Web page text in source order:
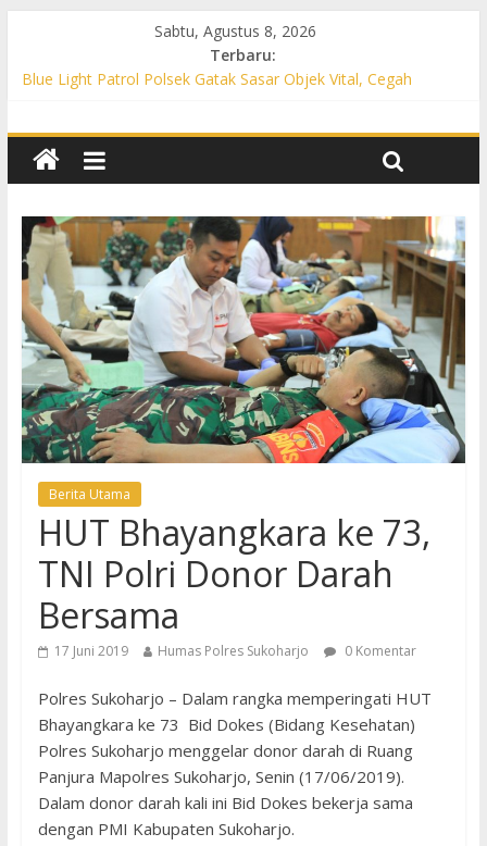
Sabtu, Agustus 8, 2026
Terbaru:
Blue Light Patrol Polsek Gatak Sasar Objek Vital, Cegah
Permukiman, Antisipasi 3C dan Gangguan Kamtibmas
Patroli KRYD Polsek Baki Sisir Titik Rawan, Cegah 3C hingga
Patroli Blue Light Polsek Nguter Sasar Perbankan hingga
Permukiman, Antisipasi 3C dan Gangguan Kamtibmas
Blue Light Patrol Polsek Tawangsari Sisir Belasan Desa, Cegah
Kejahatan 3C dan Gangguan Kamtibmas
Berita Utama
HUT Bhayangkara ke 73,
TNI Polri Donor Darah
Bersama
17 Juni 2019 Humas Polres Sukoharjo 0 Komentar
Polres Sukoharjo – Dalam rangka memperingati HUT
Bhayangkara ke 73 Bid Dokes (Bidang Kesehatan)
Polres Sukoharjo menggelar donor darah di Ruang
Panjura Mapolres Sukoharjo, Senin (17/06/2019).
Dalam donor darah kali ini Bid Dokes bekerja sama
dengan PMI Kabupaten Sukoharjo.